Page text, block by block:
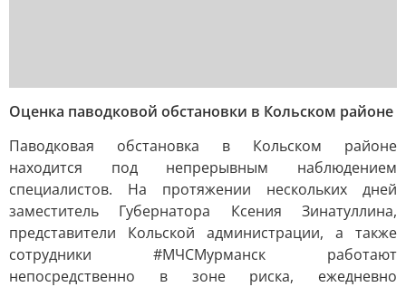
Оценка паводковой обстановки в Кольском районе
Паводковая обстановка в Кольском районе
находится под непрерывным наблюдением
специалистов. На протяжении нескольких дней
заместитель Губернатора Ксения Зинатуллина,
представители Кольской администрации, а также
сотрудники #МЧСМурманск работают
непосредственно в зоне риска, ежедневно